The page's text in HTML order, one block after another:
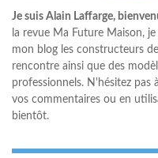
Je suis Alain Laffarge,
la revue Ma Future Maison,
mon blog les constructeurs
rencontre ainsi que des
professionnels. N'hésitez pas
vos commentaires ou en
bientôt.